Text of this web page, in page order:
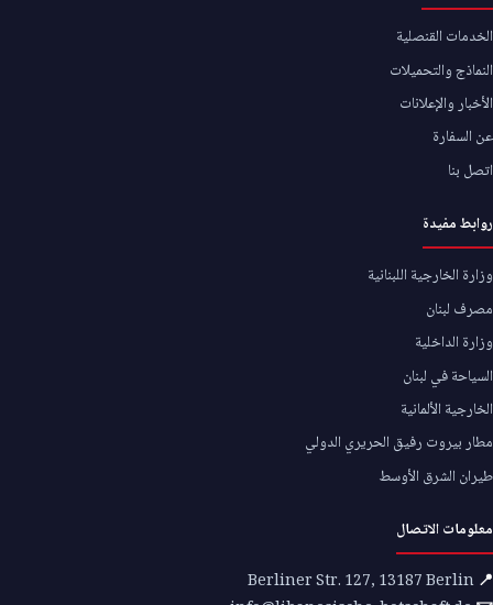
الخدمات القنصلية
النماذج والتحميلات
الأخبار والإعلانات
عن السفارة
اتصل بنا
روابط مفيدة
وزارة الخارجية اللبنانية
مصرف لبنان
وزارة الداخلية
السياحة في لبنان
الخارجية الألمانية
مطار بيروت رفيق الحريري الدولي
طيران الشرق الأوسط
معلومات الاتصال
📍